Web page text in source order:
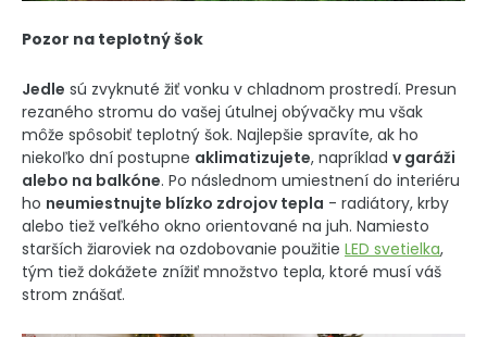
Pozor na teplotný šok
Jedle sú zvyknuté žiť vonku v chladnom prostredí. Presun
rezaného stromu do vašej útulnej obývačky mu však
môže spôsobiť teplotný šok. Najlepšie spravíte, ak ho
niekoľko dní postupne aklimatizujete, napríklad v garáži
alebo na balkóne. Po následnom umiestnení do interiéru
ho neumiestnujte blízko zdrojov tepla - radiátory, krby
alebo tiež veľkého okno orientované na juh. Namiesto
starších žiaroviek na ozdobovanie použitie LED svetielka,
tým tiež dokážete znížiť množstvo tepla, ktoré musí váš
strom znášať.